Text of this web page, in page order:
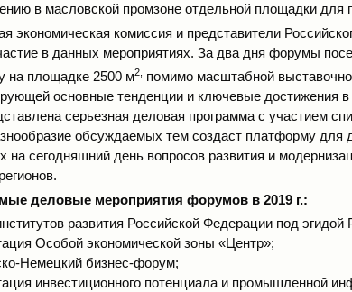
в масловской промзоне отдельной площадки для
экономическая комиссия и представители
в данных мероприятиях. За два дня форумы
на площадке 2500 м2,
помимо масштабной
основные тенденции и ключевые достижения
серьезная деловая программа с участием
обсуждаемых тем создаст платформу для
на сегодняшний день вопросов развития и
деловые мероприятия форумов в 2019 г.:
развития Российской Федерации под
Особой экономической зоны «Центр»;
Немецкий бизнес-форум;
инвестиционного потенциала и промышленной